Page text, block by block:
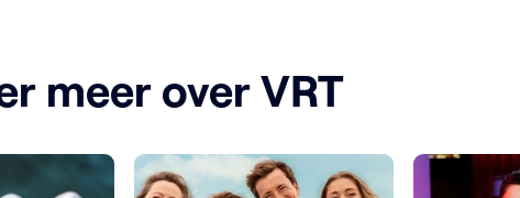
meer over VRT